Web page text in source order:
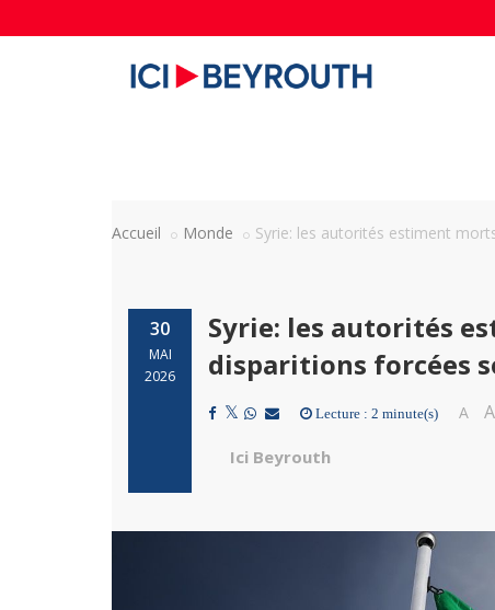
Accueil Monde Syrie: les autorités estiment
30
MAI
2026
Syrie: les autorités
disparitions forcées
Lecture : 2 minute(s) A A
Ici Beyrouth